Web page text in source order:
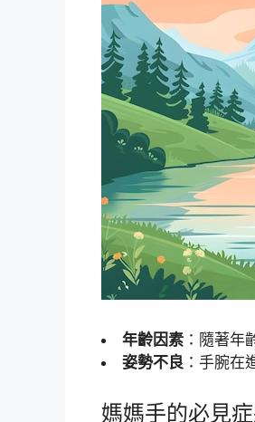
年齡因素 ：隨著年
姿勢不良 ：手腕在
媽媽手的必見